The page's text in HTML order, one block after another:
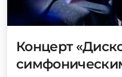
Концерт